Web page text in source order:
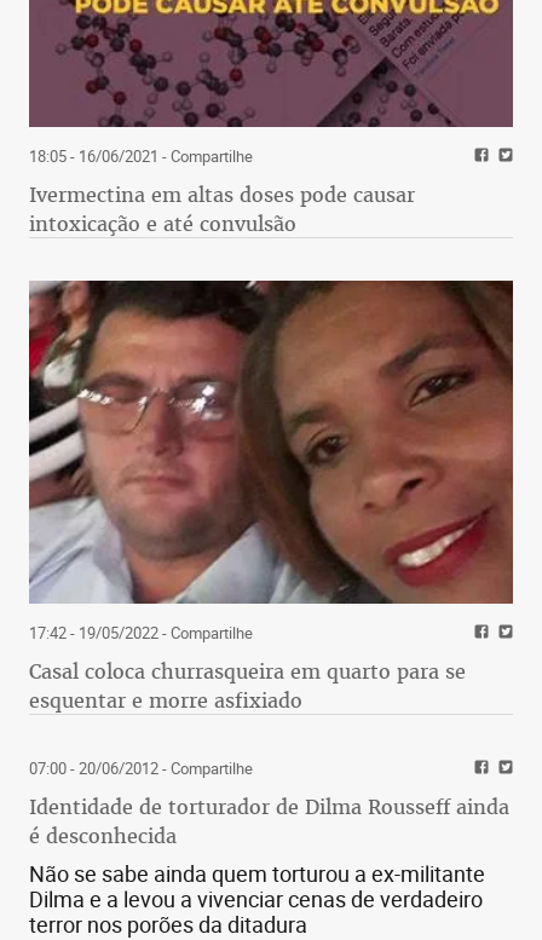
18:05 - 16/06/2021 - Compartilhe
Ivermectina em altas doses pode causar
intoxicação e até convulsão
17:42 - 19/05/2022- Compartilhe
Casal coloca churrasqueira em quarto para se
esquentar e morre asfixiado
07:00 - 20/06/2012- Compartilhe
Identidade de torturador de Dilma Rousseff ainda
é desconhecida
Não se sabe ainda quem torturou a ex-militante
Dilma e a levou a vivenciar cenas de verdadeiro
terror nos porões da ditadura